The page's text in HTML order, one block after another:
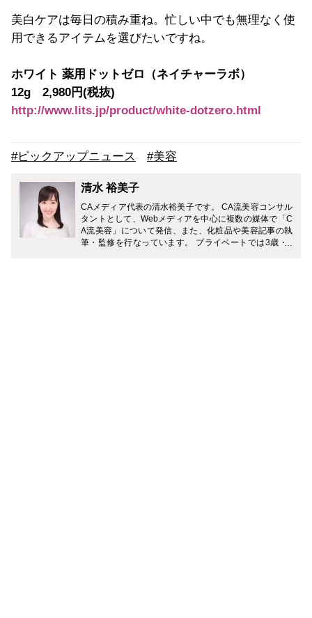
美白ケアは毎日の積み重ね。忙しい中でも無理なく使
用できるアイテムを選びたいですね。
ホワイト 薬用ドットゼロ（ネイチャーラボ）
12g 2,980円(税抜)
http://www.lits.jp/product/white-dotzero.html
#ピックアップニュース #美容
清水 裕美子
CAメディア代表の清水裕美子です。 CA流美容コンサル
タントとして、Webメディアを中心に複数の媒体で「C
A流美容」について発信、また、化粧品や美容記事の執
筆・監修を行なっています。 プライベートでは3歳・7